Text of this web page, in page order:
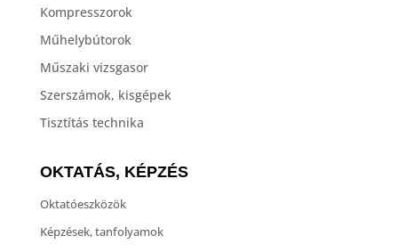
Kompresszorok
Műhelybútorok
Műszaki vizsgasor
Szerszámok, kisgépek
Tisztítás technika
OKTATÁS, KÉPZÉS
Oktatóeszközök
Képzések, tanfolyamok